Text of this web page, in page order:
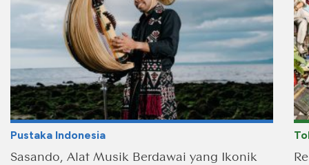
Pustaka Indonesia
Sasando, Alat Musik Berdawai yang Ikonik